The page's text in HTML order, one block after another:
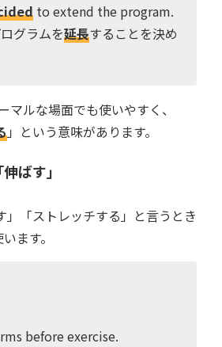
to extend the program.
グラムを延長することを決め
マルな場面でも使いやすく、
」という意味があります。
ばす」
」「ストレッチする」と言うとき
ます。
before exercise.